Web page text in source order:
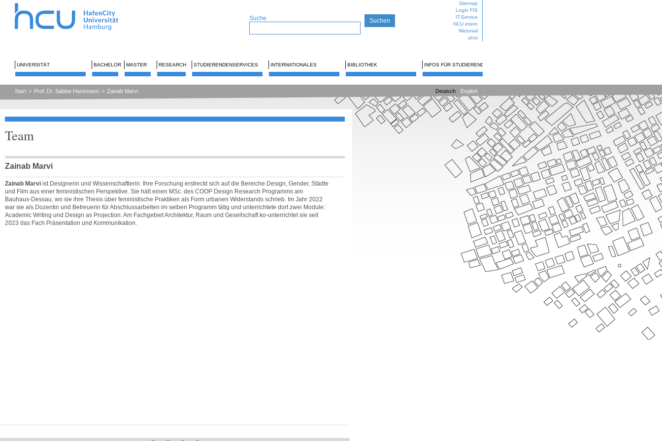
Suche
Sitemap
Login FIS
IT-Service
HCU intern
Webmail
ahoi
UNIVERSITÄT BACHELOR MASTER RESEARCH STUDIERENDENSERVICES INTERNATIONALES BIBLIOTHEK INFOS FÜR STUDIERENDE
Start > Prof. Dr. Sabine Hansmann > Zainab Marvi Deutsch English
Team
Zainab Marvi
Zainab Marvi ist Designerin und Wissenschaftlerin. Ihre Forschung erstreckt sich auf die Bereiche Design, Gender, Städte
und Film aus einer feministischen Perspektive. Sie hält einen MSc. des COOP Design Research Programms am
Bauhaus-Dessau, wo sie ihre Thesis über feministische Praktiken als Form urbanen Widerstands schrieb. Im Jahr 2022
war sie als Dozentin und Betreuerin für Abschlussarbeiten im selben Programm tätig und unterrichtete dort zwei Module:
Academic Writing und Design as Projection. Am Fachgebiet Architektur, Raum und Gesellschaft ko-unterrichtet sie seit
2023 das Fach Präsentation und Kommunikation.